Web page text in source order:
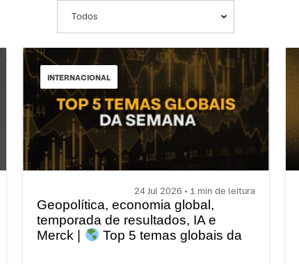
Todos
INTERNACIONAL
24 Jul 2026 • 1 min de leitura
Geopolítica, economia global,
temporada de resultados, IA e
Merck |
Top 5 temas globais da